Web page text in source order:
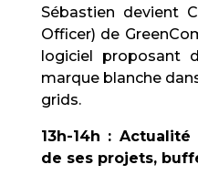
Sébastien devient
Officer) de
logiciel proposant
marque blanche
grids.
13h-14h :
de ses projets,